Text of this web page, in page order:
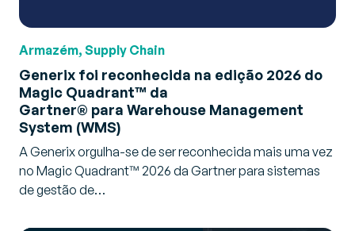
Armazém, Supply Chain
Generix foi reconhecida na edição 2026 do
Magic Quadrant™ da
Gartner® para Warehouse Management
System (WMS)
A Generix orgulha-se de ser reconhecida mais uma vez
no Magic Quadrant™ 2026 da Gartner para sistemas
de gestão de…